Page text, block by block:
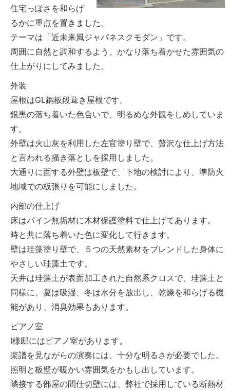
住宅っぽさを和らげ
るかに重点を置きました。
テーマは「近未来風ジャパネスクモダン」です。
周囲に自然と調和するよう、かなり落ち着かせた雰囲気の
仕上がりにしてみました。
外装
屋根はGL鋼板段葺き屋根です。
銀黒の落ち着いた色合いで、明るめな外観をしめしていま
す。
外壁は火山灰を利用した左官塗り壁で、贅沢な仕上げ方法
と言われる掻き落としを採用しました。
大通りに面する外壁は板壁で、下地の検討により、準防火
地域での板張りを可能にしました。
内部の仕上げ
床はパイン無垢材に木材保護塗料で仕上げてあります。
時と共に落ち着いた色に変化して行きます。
壁は珪藻塗り壁で、５つの天然素材をブレンドした身体に
やさしい珪藻土です。
天井は珪藻土が表面加工された自然系クロスで、珪藻土と
同様に、夏は吸湿、冬は水分を放出し、乾燥を和らげる機
能があり、消臭効果もあります。
ピアノ室
I様邸にはピアノ室があります。
楽譜を見ながらの演奏には、十分な明るさが必要でした。
照明と板壁が暖かい雰囲気をかもし出しています。
隣接する部屋の間仕切壁には、弊社で採用している断熱材